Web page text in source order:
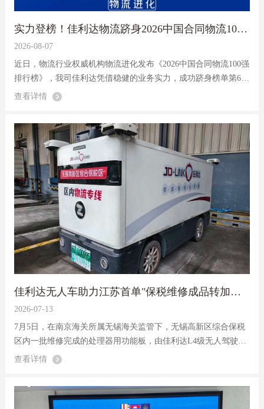
实力登榜！佳利达物流跻身2026中国合同物流100强
2026-08-07
近日，物流行业权威机构物流进化发布《2026中国合同物流100强
排行榜》，我司佳利达凭借稳健的业务实力，成功跻身榜单第68
位。
查看详情
佳利达无人车助力江苏首单"保税维修成品转加工再出口"业务落地
2026-07-13
7月5日，在南京海关所属无锡海关监管下，无锡高新区综合保税
区内一批维修完成的处理器用功能板，由佳利达L4级无人驾驶车
从区内维修工厂直接转运至下游加工企业生产车间，待加工成激
查看详情